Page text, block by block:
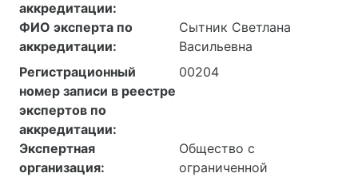
аккредитации:
ФИО эксперта по
аккредитации:
Сытник Светлана
Васильевна
Регистрационный
номер записи в реестре
экспертов по
аккредитации:
00204
Экспертная
организация:
Общество с
ограниченной